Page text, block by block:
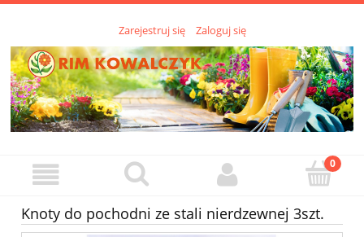
Zarejestruj się Zaloguj się
Knoty do pochodni ze stali nierdzewnej 3szt.